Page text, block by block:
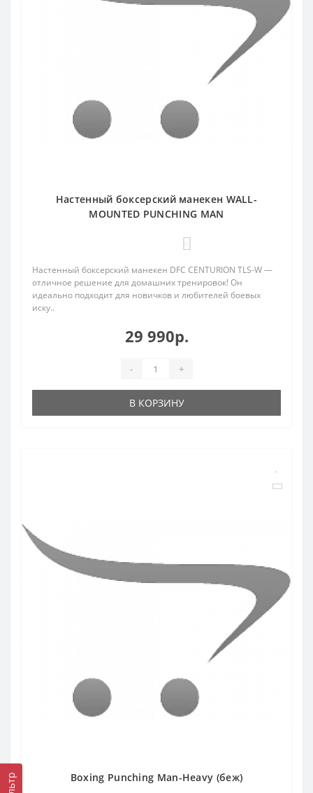
Настенный боксерский манекен WALL-
MOUNTED PUNCHING MAN
Настенный боксерский манекен DFC CENTURION TLS-W —
отличное решение для домашних тренировок! Он
идеально подходит для новичков и любителей боевых
иску..
29 990р.
- +
В КОРЗИНУ
Boxing Punching Man-Heavy (беж)